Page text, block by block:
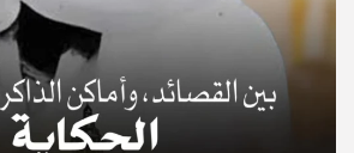
© Copyright 2025, APS